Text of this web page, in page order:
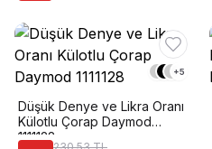
+5
Düşük Denye ve Likra Oranı
Külotlu Çorap Daymod
1111128